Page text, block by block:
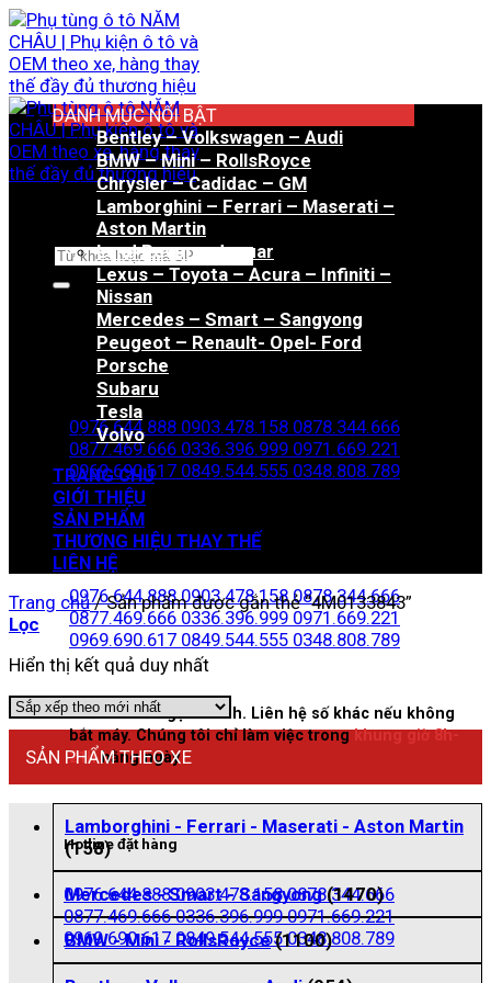
Bỏ
qua
nội
dung
Tìm
Hotline đặt hàng
0976.644.888 0903.478.158 0878.344.666
0877.469.666 0336.396.999 0971.669.221
0969.690.617 0849.544.555 0348.808.789
Zalo đặt hàng
0976.644.888 0903.478.158 0878.344.666
0877.469.666 0336.396.999 0971.669.221
0969.690.617 0849.544.555 0348.808.789
Nhấn vào để gọi nhanh. Liên hệ số khác nếu không
bắt máy. Chúng tôi chỉ làm việc trongkhung giờ 8h-
21hhằng ngày
Hotline đặt hàng
0976.644.888 0903.478.158 0878.344.666
0877.469.666 0336.396.999 0971.669.221
0969.690.617 0849.544.555 0348.808.789
DANH MỤC NỔI BẬT
Bentley – Volkswagen – Audi
BMW – Mini – RollsRoyce
Chrysler – Cadidac – GM
Lamborghini – Ferrari – Maserati –
Aston Martin
Land Rover – Jaguar
Lexus – Toyota – Acura – Infiniti –
Nissan
Mercedes – Smart – Sangyong
Peugeot – Renault- Opel- Ford
Porsche
Subaru
Tesla
Volvo
TRANG CHỦ
GIỚI THIỆU
SẢN PHẨM
THƯƠNG HIỆU THAY THẾ
LIÊN HỆ
Trang chủ /Sản phẩm được gắn thẻ “4M0133843”
Lọc
Hiển thị kết quả duy nhất
SẢN PHẨM THEO XE
Lamborghini - Ferrari - Maserati - Aston Martin
(158)
Mercedes - Smart - Sangyong (1470)
BMW - Mini - RollsRoyce (1100)